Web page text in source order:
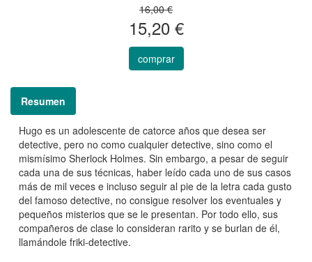
16,00 €
15,20 €
comprar
Resumen
Hugo es un adolescente de catorce años que desea ser
detective, pero no como cualquier detective, sino como el
mismísimo Sherlock Holmes. Sin embargo, a pesar de seguir
cada una de sus técnicas, haber leído cada uno de sus casos
más de mil veces e incluso seguir al pie de la letra cada gusto
del famoso detective, no consigue resolver los eventuales y
pequeños misterios que se le presentan. Por todo ello, sus
compañeros de clase lo consideran rarito y se burlan de él,
llamándole friki-detective.